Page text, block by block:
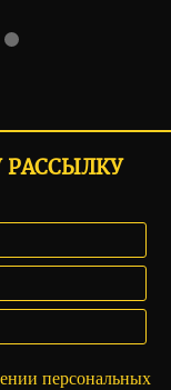
персональных